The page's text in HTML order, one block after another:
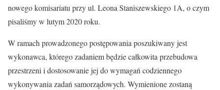
nowego komisariatu przy ul. Leona Staniszewskiego 1A, o czym
pisaliśmy w lutym 2020 roku.
W ramach prowadzonego postępowania poszukiwany jest
wykonawca, którego zadaniem będzie całkowita przebudowa
przestrzeni i dostosowanie jej do wymagań codziennego
wykonywania zadań samorządowych. Wymienione zostaną